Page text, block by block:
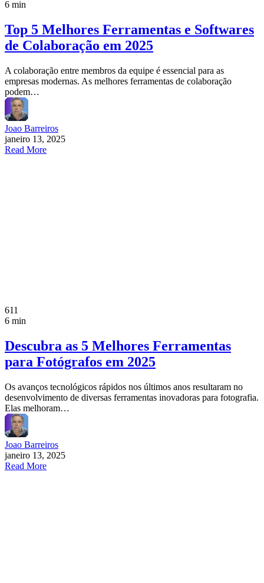
6 min
Top 5 Melhores Ferramentas e Softwares
de Colaboração em 2025
A colaboração entre membros da equipe é essencial para as
empresas modernas. As melhores ferramentas de colaboração
podem…
Joao Barreiros
janeiro 13, 2025
Read More
611
6 min
Descubra as 5 Melhores Ferramentas
para Fotógrafos em 2025
Os avanços tecnológicos rápidos nos últimos anos resultaram no
desenvolvimento de diversas ferramentas inovadoras para fotografia.
Elas melhoram…
Joao Barreiros
janeiro 13, 2025
Read More